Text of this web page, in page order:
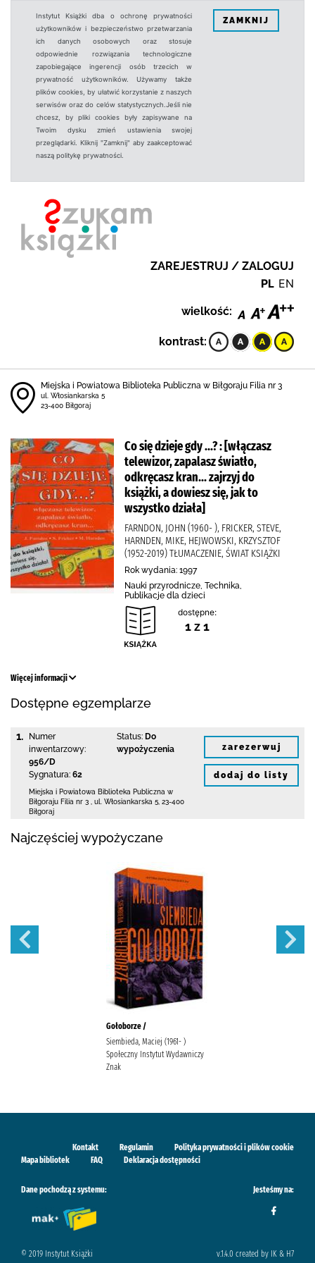
Instytut Książki dba o ochronę prywatności
użytkowników i bezpieczeństwo przetwarzania
ich danych osobowych oraz stosuje
odpowiednie rozwiązania technologiczne
zapobiegające ingerencji osób trzecich w
prywatność użytkowników. Używamy także
plików cookies, by ułatwić korzystanie z naszych
serwisów oraz do celów statystycznych.Jeśli nie
chcesz, by pliki cookies były zapisywane na
Twoim dysku zmień ustawienia swojej
przeglądarki. Kliknij "Zamknij" aby zaakceptować
naszą politykę prywatności.
ZAMKNIJ
ZAREJESTRUJ / ZALOGUJ
PL EN
wielkość:
kontrast:
Miejska i Powiatowa Biblioteka Publiczna w Biłgoraju Filia nr 3
ul. Włosiankarska 5
23-400 Biłgoraj
Co się dzieje gdy ...? : [włączasz
telewizor, zapalasz światło,
odkręcasz kran... zajrzyj do
książki, a dowiesz się, jak to
wszystko działa]
FARNDON, JOHN (1960- ), FRICKER, STEVE,
HARNDEN, MIKE, HEJWOWSKI, KRZYSZTOF
(1952-2019) TŁUMACZENIE, ŚWIAT KSIĄŻKI
Rok wydania: 1997
Nauki przyrodnicze, Technika,
Publikacje dla dzieci
dostępne:
1 z 1
Więcej informacji
Dostępne egzemplarze
1.
Numer
inwentarzowy:
956/D
Sygnatura: 62
Status: Do
wypożyczenia
Miejska i Powiatowa Biblioteka Publiczna w
Biłgoraju Filia nr 3
ul. Włosiankarska 5 23-400
Biłgoraj
zarezerwuj
dodaj do listy
Najczęściej wypożyczane
Gołoborze /
Siembieda, Maciej (1961- )
Społeczny Instytut Wydawniczy
Znak
Kontakt Regulamin
Polityka prywatności i plików cookie
Mapa bibliotek
FAQ Deklaracja dostępności
Dane pochodzą z systemu: Jesteśmy na:
© 2019 Instytut Książki v.1.4.0 created by IK & H7